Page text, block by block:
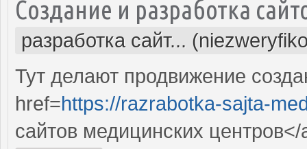
Создание и разработка
разработка сайт...
Тут делают продвижение
href=https://razrabotka-sajta-
сайтов медицинских центров</